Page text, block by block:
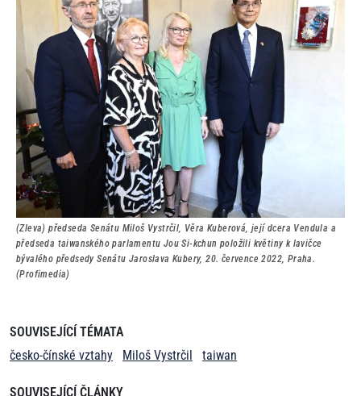
(Zleva) předseda Senátu Miloš Vystrčil, Věra Kuberová, její dcera Vendula a
předseda taiwanského parlamentu Jou Si-kchun položili květiny k lavičce
bývalého předsedy Senátu Jaroslava Kubery, 20. července 2022, Praha.
(Profimedia)
SOUVISEJÍCÍ TÉMATA
česko-čínské vztahy
Miloš Vystrčil taiwan
SOUVISEJÍCÍ ČLÁNKY